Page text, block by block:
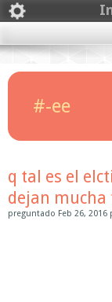
#-ee
q tal es el
dejan mucha
preguntado Feb 26, 2016